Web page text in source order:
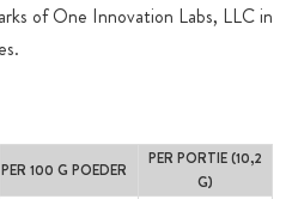
of One Innovation Labs, LLC in
PER 100 G POEDER
PER PORTIE (10,2
G)